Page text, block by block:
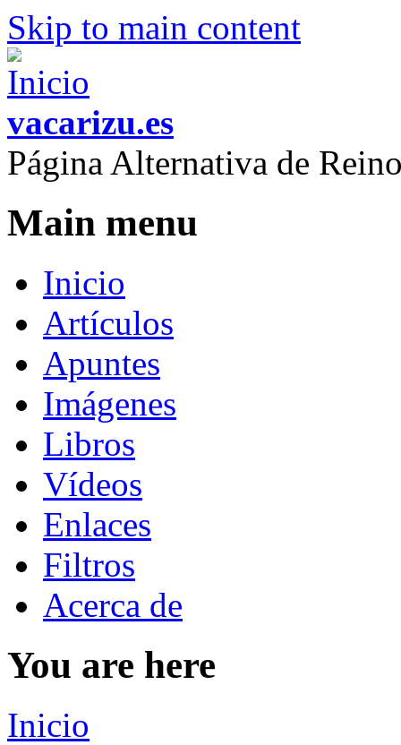
Skip to main content
vacarizu.es
Página Alternativa de
Main menu
Inicio
Artículos
Apuntes
Imágenes
Libros
Vídeos
Enlaces
Filtros
Acerca de
You are here
Inicio